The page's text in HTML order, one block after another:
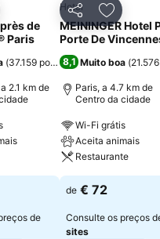
aos favoritos
près de
Paris
(37.159 pontuações)
2.1 km de
de
Partilhar
Hotel
MEININGER Hotel
Porte De
8,1 Muito boa (
Paris, a 4.7 km de
Centro da cidade
Wi-Fi grátis
Aceita animais
Restaurante
de € 72
Consulte os preços
sites